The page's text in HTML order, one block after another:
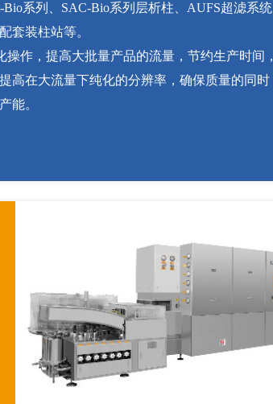
Bio系列、SAC-Bio系列层析柱、AUFS超滤系统
套装柱站等。
操作，提高大批量产品的流量，节约生产时间，
高在大流量下纯化的分辨率，确保质量的同时
能。